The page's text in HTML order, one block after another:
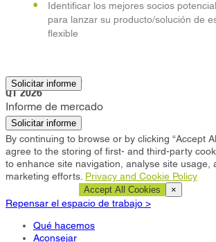
Identificar los mejores socios
para lanzar su producto/solución de
flexible
Solicitar informe
Johannesburgo
Q1 2026
Informe de mercado
Solicitar informe
By continuing to browse or by clicking “Accept
agree to the storing of first- and third-party
to enhance site navigation, analyse site usage,
marketing efforts. Privacy and Cookie Policy
Accept All Cookies ×
Repensar el espacio de trabajo >
Qué hacemos
Aconsejar